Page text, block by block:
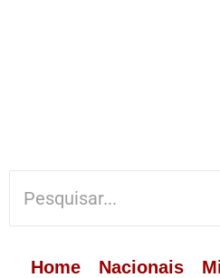
Home Nacionais